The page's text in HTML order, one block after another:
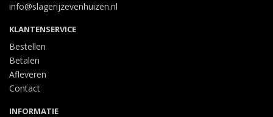
info@slagerijzevenhuizen.nl
KLANTENSERVICE
Bestellen
Betalen
Afleveren
Contact
INFORMATIE